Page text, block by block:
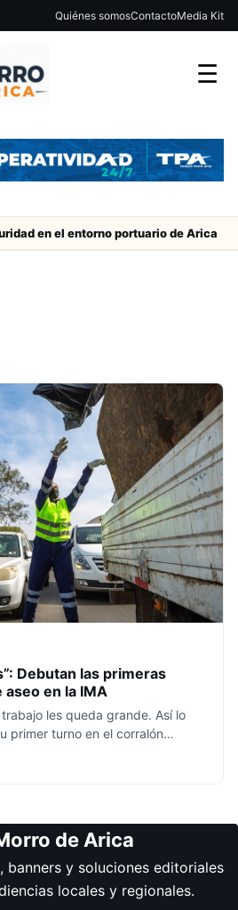
Quiénes somosContactoMedia Kit
☰
en el entorno portuario de Arica
Debutan las primeras
en la IMA
les queda grande. Así lo
primer turno en el corralón…
de Arica
banners y soluciones editoriales
locales y regionales.